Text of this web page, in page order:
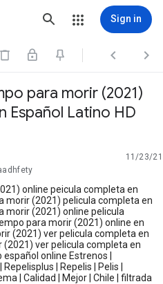
Sign in
  
para morir (2021)
Español Latino HD
11/23/21
online peicula completa en
morir (2021) pelicula completa en
morir (2021) online pelicula
para morir (2021) online en
(2021) ver pelicula completa en
(2021) ver pelicula completa en
online Estrenos |
| Repelis | Pelis |
| Calidad | Mejor | Chile | filtrada